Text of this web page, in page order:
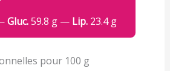
Gluc.59.8 g — Lip.23.4 g
pour 100 g